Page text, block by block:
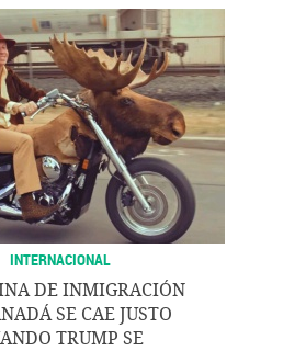
INTERNACIONAL
DE INMIGRACIÓN
SE CAE JUSTO
TRUMP SE